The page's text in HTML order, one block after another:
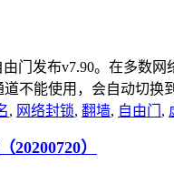
由门发布v7.90。在多
不能使用，会自动切换
, 网络封锁, 翻墙, 自由门 ,
）